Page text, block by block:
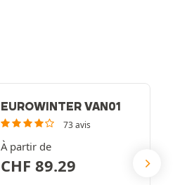
EUROWINTER VAN01
73 avis
À partir de
CHF 89.29